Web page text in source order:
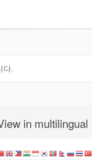
다.
in multilingual